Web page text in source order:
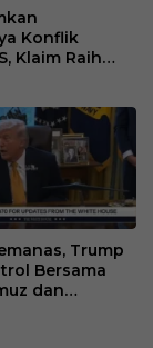
Konflik
Klaim Raih
Trump
Bersama
dan